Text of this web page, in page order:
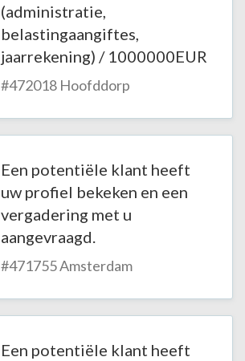
(administratie,
belastingaangiftes,
jaarrekening) / 1000000EUR
#472018 Hoofddorp
Een potentiële klant heeft
uw profiel bekeken en een
vergadering met u
aangevraagd.
#471755 Amsterdam
Een potentiële klant heeft